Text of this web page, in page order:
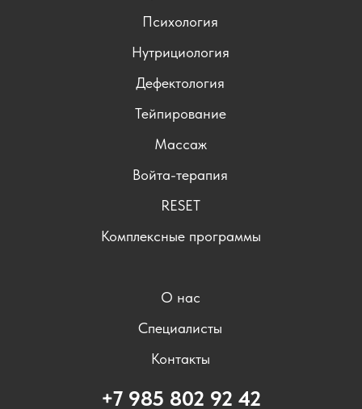
+7 985 802 92 42
О нас
Специалисты
Контакты
Психология
Нутрициология
Дефектология
Тейпирование
Войта-терапия
Комплексные программы
RESET
Массаж